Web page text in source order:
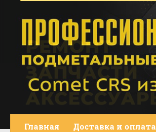
Главная Доставка и оплата